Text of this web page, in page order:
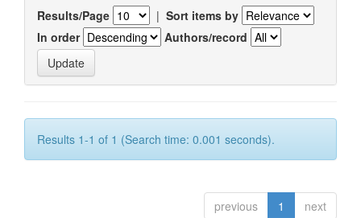
Results/Page | Sort items by
In order
Authors/record
Results 1-1 of 1 (Search time: 0.001 seconds).
previous 1 next